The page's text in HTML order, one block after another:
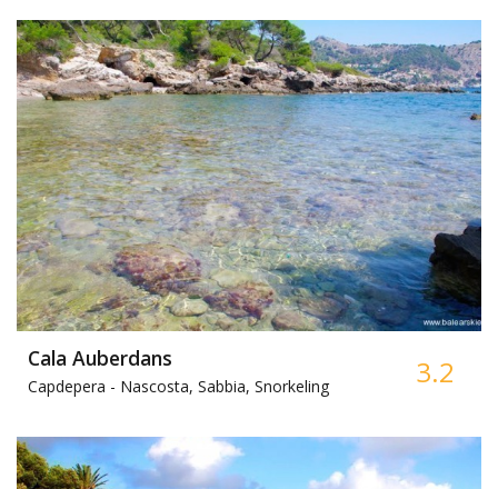
Cala Auberdans
Capdepera - Nascosta, Sabbia, Snorkeling 3.2